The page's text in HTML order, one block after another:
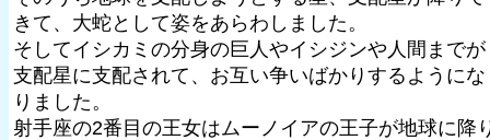
きて、大蛇として姿をあらわしました。
そしてイシカミの分身の巨人やイシジンや人間までが
支配星に支配されて、お互い争いばかりするようにな
りました。
射手座の2番目の王女はムーノイアの王子が地球に降